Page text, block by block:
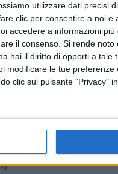
utilizzare dati precisi
clic per consentire a noi
accedere a informazioni
il consenso. Si rende noto
hai il diritto di opporti a tale
modificare le tue
clic sul pulsante "Privacy"